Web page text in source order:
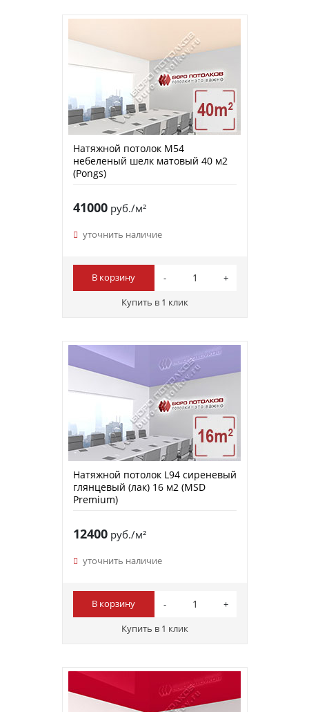
Натяжной потолок M54
небеленый шелк матовый 40 м2
(Pongs)
41000руб./м²
уточнить наличие
В корзину
Купить в 1 клик
Натяжной потолок L94 сиреневый
глянцевый (лак) 16 м2 (MSD
Premium)
12400руб./м²
уточнить наличие
В корзину
Купить в 1 клик